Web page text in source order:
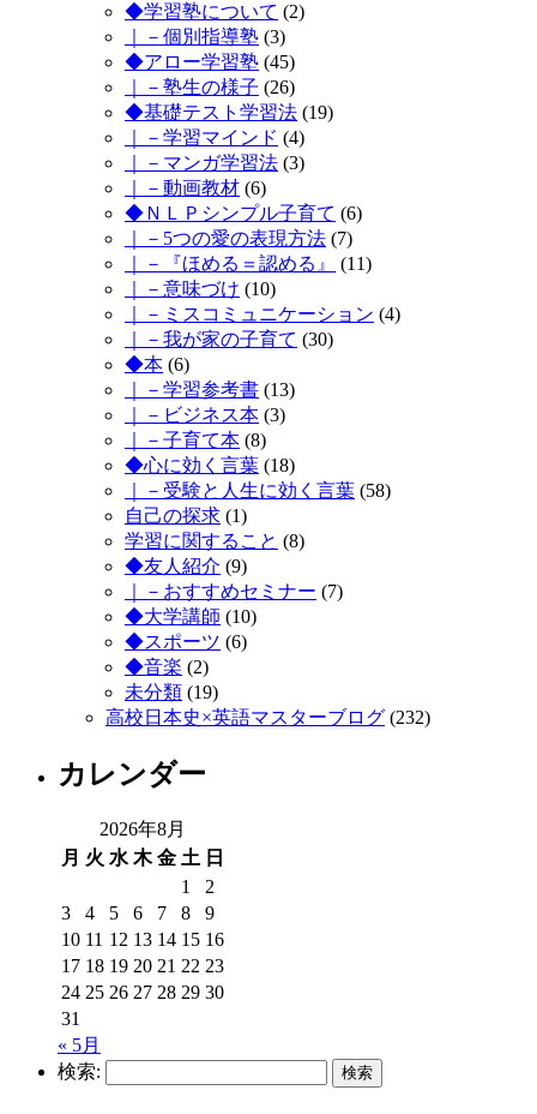
◆学習塾について (2)
｜－個別指導塾 (3)
◆アロー学習塾 (45)
｜－塾生の様子 (26)
◆基礎テスト学習法 (19)
｜－学習マインド (4)
｜－マンガ学習法 (3)
｜－動画教材 (6)
◆ＮＬＰシンプル子育て (6)
｜－5つの愛の表現方法 (7)
｜－『ほめる＝認める』
(11)
｜－意味づけ (10)
｜－ミスコミュニケーション (4)
｜－我が家の子育て (30)
◆本 (6)
｜－学習参考書 (13)
｜－ビジネス本 (3)
｜－子育て本 (8)
◆心に効く言葉 (18)
｜－受験と人生に効く言葉 (58)
自己の探求 (1)
学習に関すること (8)
◆友人紹介 (9)
｜－おすすめセミナー (7)
◆大学講師 (10)
◆スポーツ (6)
◆音楽 (2)
未分類 (19)
高校日本史×英語マスターブログ (232)
カレンダー
2026年8月
月 火 水 木 金 土 日
1
2
3
4 5 6 7 8
9
10 11 12 13 14 15 16
17 18 19 20 21 22 23
24 25 26 27 28 29 30
31
« 5月
検索: